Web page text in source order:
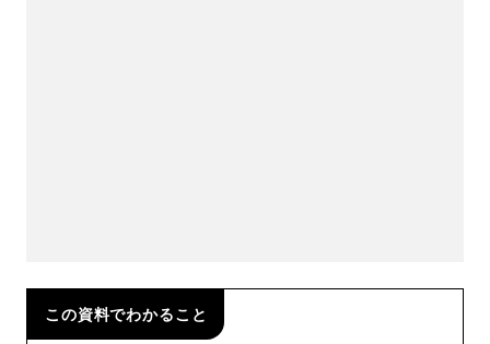
この資料でわかること